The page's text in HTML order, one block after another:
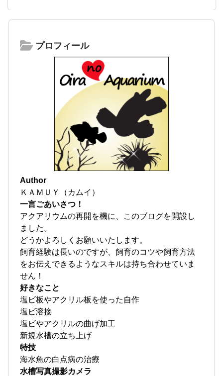
プロフィール
Author
ＫＡＭＵＹ（カムイ）
一言ごあいさつ！
アクアリウムの再開を機に、このブログを開設し
ました。
どうかよろしくお願いいたします。
飼育経験は長いのですが、飼育のコツや飼育方法
をお伝えできるようなスキルは持ち合わせていま
せん！
好きなこと
塩ビ板やアクリル板を使った自作
塩ビ溶接
塩ビやアクリルの曲げ加工
新規水槽の立ち上げ
特技
海水魚の白点病の治療
水槽写真撮影カメラ